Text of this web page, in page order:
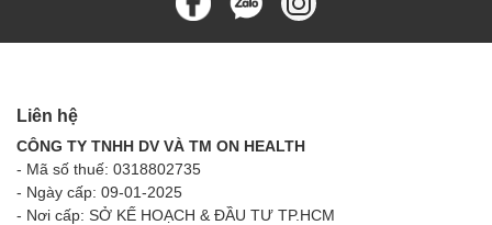
Liên hệ
CÔNG TY TNHH DV VÀ TM ON HEALTH
- Mã số thuế: 0318802735
- Ngày cấp: 09-01-2025
- Nơi cấp: SỞ KẾ HOẠCH & ĐẦU TƯ TP.HCM